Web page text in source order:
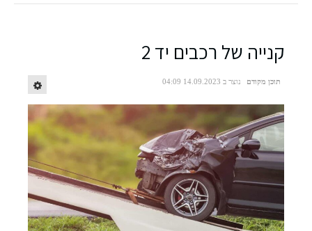
קנייה של רכבים יד 2
תוכן מקודם נוצר ב 14.09.2023 04:09